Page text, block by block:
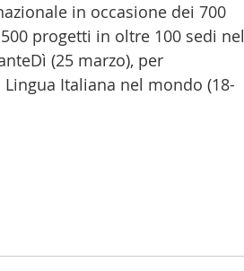
in occasione dei 700
progetti in oltre 100 sedi nel
(25 marzo), per
Italiana nel mondo (18-